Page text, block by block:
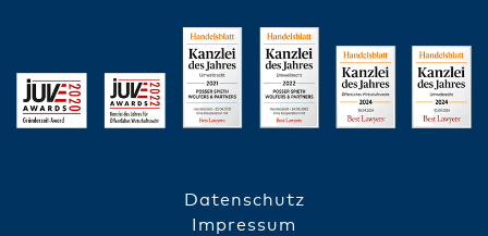
FUSSZEILE
Datenschutz
Impressum